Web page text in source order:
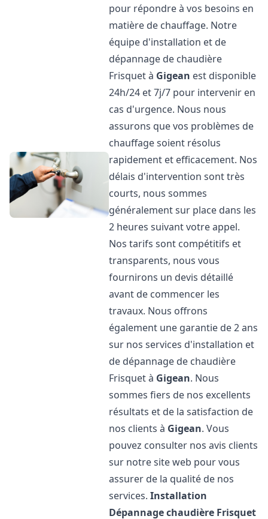
pour répondre à vos besoins en
matière de chauffage. Notre
équipe d'installation et de
dépannage de chaudière
Frisquet à Gigean est disponible
24h/24 et 7j/7 pour intervenir en
cas d'urgence. Nous nous
assurons que vos problèmes de
chauffage soient résolus
rapidement et efficacement. Nos
délais d'intervention sont très
courts, nous sommes
généralement sur place dans les
2 heures suivant votre appel.
Nos tarifs sont compétitifs et
transparents, nous vous
fournirons un devis détaillé
avant de commencer les
travaux. Nous offrons
également une garantie de 2 ans
sur nos services d'installation et
de dépannage de chaudière
Frisquet à Gigean. Nous
sommes fiers de nos excellents
résultats et de la satisfaction de
nos clients à Gigean. Vous
pouvez consulter nos avis clients
sur notre site web pour vous
assurer de la qualité de nos
services.Installation
Dépannage chaudière Frisquet